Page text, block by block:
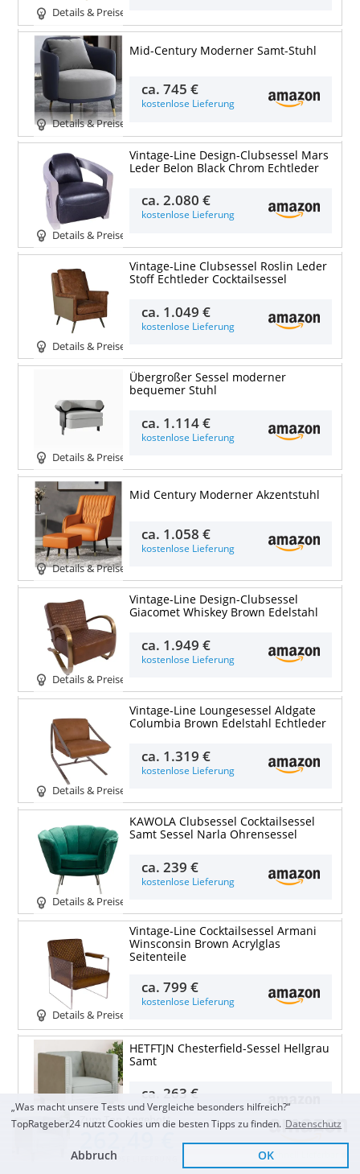
Zum Top Angebot
KOSTENLOSE LIEFERUNG Schnell Lieferbar
Details & Preise
Details & Preise
Mid-Century Moderner Samt-Stuhl
ca.745 €
kostenlose Lieferung
Details & Preise
Vintage-Line Design-Clubsessel Mars
Leder Belon Black Chrom Echtleder
ca.2.080 €
kostenlose Lieferung
Details & Preise
Vintage-Line Clubsessel Roslin Leder
Stoff Echtleder Cocktailsessel
ca. 1.049 €
kostenlose Lieferung
Details & Preise
Übergroßer Sessel moderner
bequemer Stuhl
ca. 1.114 €
kostenlose Lieferung
Details & Preise
Mid Century Moderner Akzentstuhl
ca. 1.058 €
kostenlose Lieferung
Details & Preise
Vintage-Line Design-Clubsessel
Giacomet Whiskey Brown Edelstahl
ca. 1.949 €
kostenlose Lieferung
Details & Preise
Vintage-Line Loungesessel Aldgate
Columbia Brown Edelstahl Echtleder
ca. 1.319 €
kostenlose Lieferung
Details & Preise
KAWOLA Clubsessel Cocktailsessel
Samt Sessel Narla Ohrensessel
ca.239 €
kostenlose Lieferung
Details & Preise
Vintage-Line Cocktailsessel Armani
Winsconsin Brown Acrylglas
Seitenteile
ca.799 €
kostenlose Lieferung
Details & Preise
HETFTJN Chesterfield-Sessel Hellgrau
Samt
ca. 263 €
kostenlose Lieferung
Sessel aus Samt mit goldenen Beinen
„Was macht unsere Tests und Vergleiche besonders hilfreich?“
TopRatgeber24 nutzt Cookies um die besten Tipps zu finden. Datenschutz
Abbruch OK